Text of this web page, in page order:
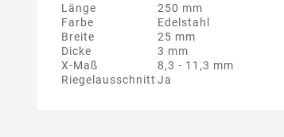
Länge
250 mm
Farbe
Edelstahl
Breite
25 mm
Dicke
3 mm
X-Maß
8,3 - 11,3 mm
Riegelausschnitt Ja